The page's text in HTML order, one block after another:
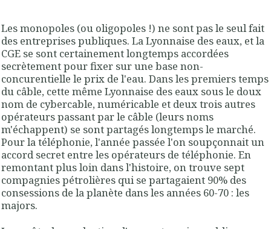
Les monopoles (ou oligopoles !) ne sont pas le seul fait
des entreprises publiques. La Lyonnaise des eaux, et la
CGE se sont certainement longtemps accordées
secrètement pour fixer sur une base non-
concurentielle le prix de l'eau. Dans les premiers temps
du câble, cette même Lyonnaise des eaux sous le doux
nom de cybercable, numéricable et deux trois autres
opérateurs passant par le câble (leurs noms
m'échappent) se sont partagés longtemps le marché.
Pour la téléphonie, l'année passée l'on soupçonnait un
accord secret entre les opérateurs de téléphonie. En
remontant plus loin dans l'histoire, on trouve sept
compagnies pétrolières qui se partagaient 90% des
consessions de la planète dans les années 60-70 : les
majors.